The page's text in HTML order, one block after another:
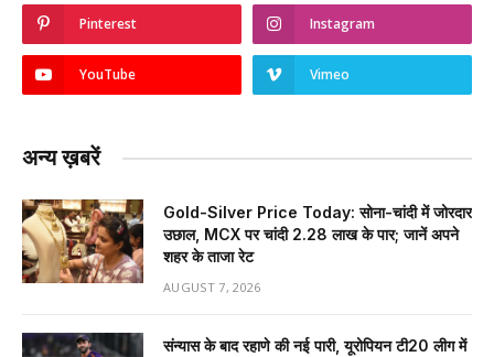
Pinterest Instagram
YouTube Vimeo
अन्य ख़बरें
Gold-Silver Price Today: सोना-चांदी में जोरदार
उछाल, MCX पर चांदी ₹2.28 लाख के पार; जानें अपने
शहर के ताजा रेट
AUGUST 7, 2026
संन्यास के बाद रहाणे की नई पारी, यूरोपियन टी20 लीग में